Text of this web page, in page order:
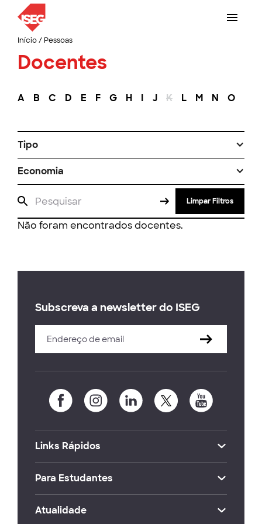
Início/ Pessoas
Docentes
A B C D E F G H I J K L M N O
Tipo
Economia
Limpar Filtros
Não foram encontrados docentes.
Subscreva a newsletter do ISEG
Links Rápidos
Para Estudantes
Atualidade